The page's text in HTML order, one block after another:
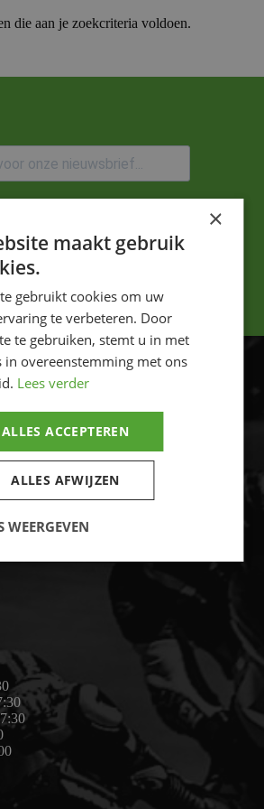
die aan je zoekcriteria voldoen.
11 888
×
maakt gebruik
gebruikt cookies om uw
te verbeteren. Door
te gebruiken, stemt u in met
in overeenstemming met ons
Lees verder
ALLES ACCEPTEREN
ALLES AFWIJZEN
WEERGEVEN